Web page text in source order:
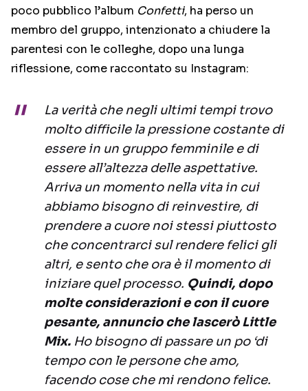
poco pubblico l’album Confetti, ha perso un
membro del gruppo, intenzionato a chiudere la
parentesi con le colleghe, dopo una lunga
riflessione, come raccontato su Instagram:
La verità che negli ultimi tempi trovo
molto difficile la pressione costante di
essere in un gruppo femminile e di
essere all’altezza delle aspettative.
Arriva un momento nella vita in cui
abbiamo bisogno di reinvestire, di
prendere a cuore noi stessi piuttosto
che concentrarci sul rendere felici gli
altri, e sento che ora è il momento di
iniziare quel processo. Quindi, dopo
molte considerazioni e con il cuore
pesante, annuncio che lascerò Little
Mix. Ho bisogno di passare un po ‘di
tempo con le persone che amo,
facendo cose che mi rendono felice.